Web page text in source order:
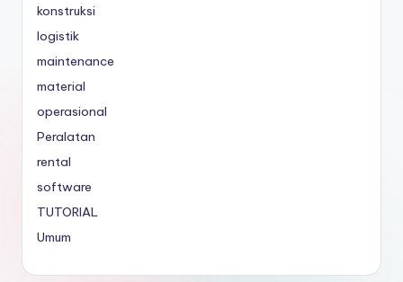
konstruksi
logistik
maintenance
material
operasional
Peralatan
rental
software
TUTORIAL
Umum